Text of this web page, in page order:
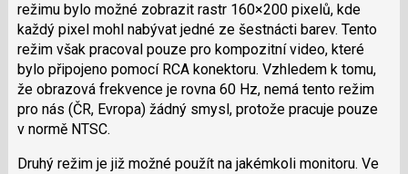
režimu bylo možné zobrazit rastr 160×200 pixelů, kde
každý pixel mohl nabývat jedné ze šestnácti barev. Tento
režim však pracoval pouze pro kompozitní video, které
bylo připojeno pomocí RCA konektoru. Vzhledem k tomu,
že obrazová frekvence je rovna 60 Hz, nemá tento režim
pro nás (ČR, Evropa) žádný smysl, protože pracuje pouze
v normě NTSC.
Druhý režim je již možné použít na jakémkoli monitoru. Ve